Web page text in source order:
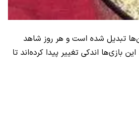
تبدیل شده است و هر روز شاهد
اندکی تغییر پیدا کرده‌اند تا